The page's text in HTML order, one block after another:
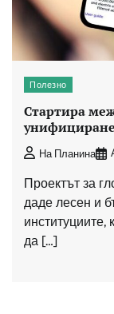
Полезно
Стартира
На Планина
Проектът за
даде лесен и
институциите,
да […]